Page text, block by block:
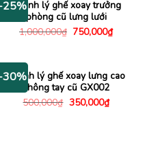
25%
Thanh lý ghế xoay trưởng
phòng cũ lưng lưới
1,000,000₫ Giá
750,000₫Giá
hiện
30%
Thanh lý ghế xoay lưng cao
không tay cũ GX002
500,000₫ Giá
350,000₫Giá
hiện